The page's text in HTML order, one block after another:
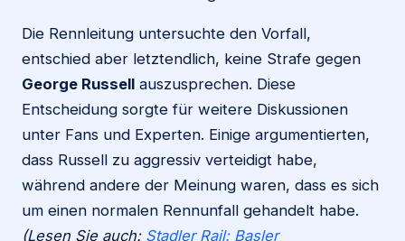
Die Rennleitung untersuchte den Vorfall,
entschied aber letztendlich, keine Strafe gegen
George Russell auszusprechen. Diese
Entscheidung sorgte für weitere Diskussionen
unter Fans und Experten. Einige argumentierten,
dass Russell zu aggressiv verteidigt habe,
während andere der Meinung waren, dass es sich
um einen normalen Rennunfall gehandelt habe.
(Lesen Sie auch: Stadler Rail: Basler